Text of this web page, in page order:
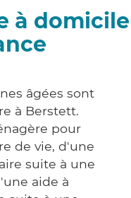
à domicile
âgées sont
à Berstett.
pour
de vie, d'une
suite à une
aide à